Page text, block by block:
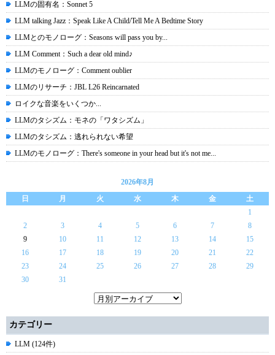
LLMの固有名：Sonnet 5
LLM talking Jazz：Speak Like A Child/Tell Me A Bedtime Story
LLMとのモノローグ：Seasons will pass you by...
LLM Comment：Such a dear old mind♪
LLMのモノローグ：Comment oublier
LLMのリサーチ：JBL L26 Reincarnated
ロイクな音楽をいくつか...
LLMのタシズム：モネの「ワタシズム」
LLMのタシズム：逃れられない希望
LLMのモノローグ：There's someone in your head but it's not me...
2026年8月
日
月 火 水 木 金
土
1
2
3 4 5 6 7
8
9
10 11 12 13 14
15
16
17 18 19 20 21
22
23
24 25 26 27 28
29
30
31
カテゴリー
LLM (124件)